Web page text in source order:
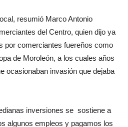
resumió Marco Antonio
del Centro, quien dijo ya
por comerciantes fuereños como
de Moroleón, a los cuales años
ocasionaban invasión que dejaba
inversiones se sostiene a
algunos empleos y pagamos los